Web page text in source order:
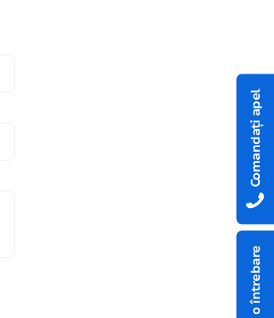
Comandați apel